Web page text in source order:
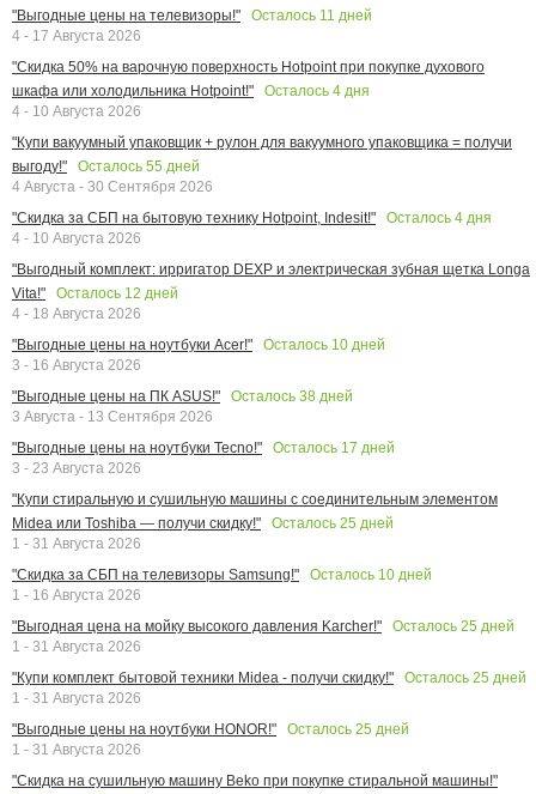
"Выгодные цены на телевизоры!"
Осталось 11 дней
4 - 17 Августа 2026
"Скидка 50% на варочную поверхность Hotpoint при покупке духового
шкафа или холодильника Hotpoint!"
Осталось 4 дня
4 - 10 Августа 2026
"Купи вакуумный упаковщик + рулон для вакуумного упаковщика = получи
выгоду!"
Осталось 55 дней
4 Августа - 30 Сентября 2026
"Скидка за СБП на бытовую технику Hotpoint, Indesit!"
Осталось 4 дня
4 - 10 Августа 2026
"Выгодный комплект: ирригатор DEXP и электрическая зубная щетка Longa
Vita!"
Осталось 12 дней
4 - 18 Августа 2026
"Выгодные цены на ноутбуки Acer!"
Осталось 10 дней
3 - 16 Августа 2026
"Выгодные цены на ПК ASUS!"
Осталось 38 дней
3 Августа - 13 Сентября 2026
"Выгодные цены на ноутбуки Tecno!"
Осталось 17 дней
3 - 23 Августа 2026
"Купи стиральную и сушильную машины с соединительным элементом
Midea или Toshiba — получи скидку!"
Осталось 25 дней
1 - 31 Августа 2026
"Скидка за СБП на телевизоры Samsung!"
Осталось 10 дней
1 - 16 Августа 2026
"Выгодная цена на мойку высокого давления Karcher!"
Осталось 25 дней
1 - 31 Августа 2026
"Купи комплект бытовой техники Midea - получи скидку!"
Осталось 25 дней
1 - 31 Августа 2026
"Выгодные цены на ноутбуки HONOR!"
Осталось 25 дней
1 - 31 Августа 2026
"Скидка на сушильную машину Beko при покупке стиральной машины!"